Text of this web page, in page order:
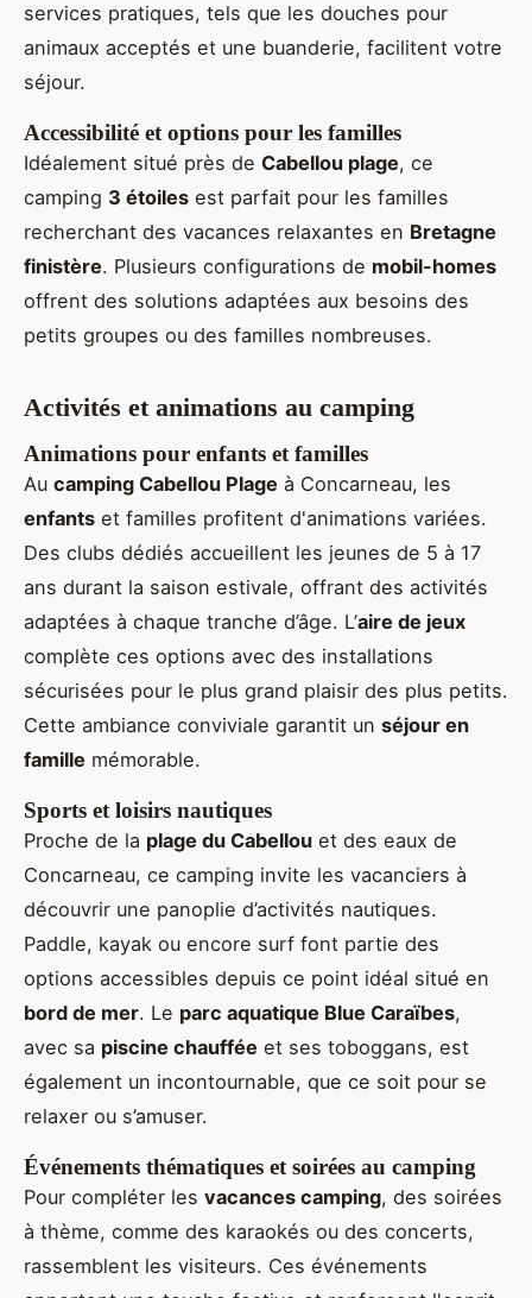
services pratiques, tels que les douches pour
animaux acceptés et une buanderie, facilitent votre
séjour.
Accessibilité et options pour les familles
Idéalement situé près de Cabellou plage, ce
camping 3 étoiles est parfait pour les familles
recherchant des vacances relaxantes en Bretagne
finistère. Plusieurs configurations de mobil-homes
offrent des solutions adaptées aux besoins des
petits groupes ou des familles nombreuses.
Activités et animations au camping
Animations pour enfants et familles
Au camping Cabellou Plage à Concarneau, les
enfants et familles profitent d'animations variées.
Des clubs dédiés accueillent les jeunes de 5 à 17
ans durant la saison estivale, offrant des activités
adaptées à chaque tranche d’âge. L’aire de jeux
complète ces options avec des installations
sécurisées pour le plus grand plaisir des plus petits.
Cette ambiance conviviale garantit un séjour en
famille mémorable.
Sports et loisirs nautiques
Proche de la plage du Cabellou et des eaux de
Concarneau, ce camping invite les vacanciers à
découvrir une panoplie d’activités nautiques.
Paddle, kayak ou encore surf font partie des
options accessibles depuis ce point idéal situé en
bord de mer. Le parc aquatique Blue Caraïbes,
avec sa piscine chauffée et ses toboggans, est
également un incontournable, que ce soit pour se
relaxer ou s’amuser.
Événements thématiques et soirées au camping
Pour compléter les vacances camping, des soirées
à thème, comme des karaokés ou des concerts,
rassemblent les visiteurs. Ces événements